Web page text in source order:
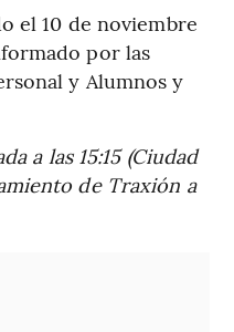
el 10 de noviembre
por las
y Alumnos y
a las 15:15 (Ciudad
de Traxión a